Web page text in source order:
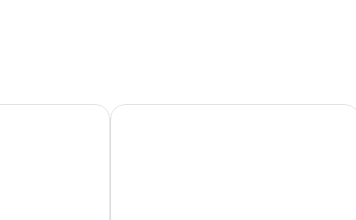
漢堡米歇爾河畔林德納酒店 (凱悅尚選